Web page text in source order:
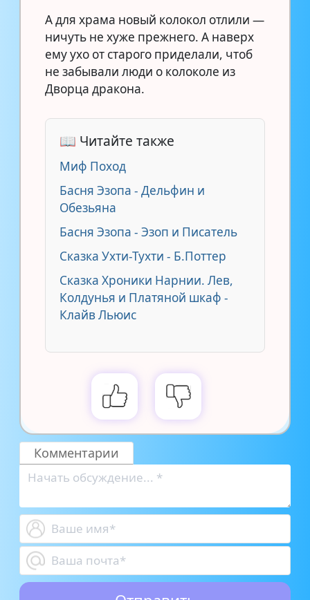
А для храма новый колокол отлили —
ничуть не хуже прежнего. А наверх
ему ухо от старого приделали, чтоб
не забывали люди о колоколе из
Дворца дракона.
📖 Читайте также
Миф Поход
Басня Эзопа - Дельфин и
Обезьяна
Басня Эзопа - Эзоп и Писатель
Сказка Ухти-Тухти - Б.Поттер
Сказка Хроники Нарнии. Лев,
Колдунья и Платяной шкаф -
Клайв Льюис
Комментарии